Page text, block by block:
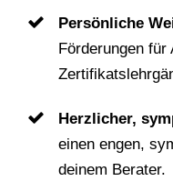
Persönliche
Förderungen für
Herzlicher,
einen engen,
deinem Berater.